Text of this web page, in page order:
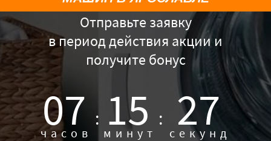
Отправьте заявку
в период действия акции и
получите бонус
07 :
часов 15 :
минут 26
секунд